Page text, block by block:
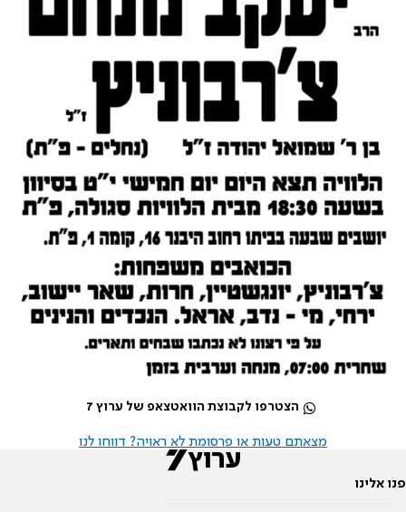
הצטרפו לקבוצת הוואטצאפ של ערוץ 7
מצאתם טעות או פרסומת לא ראויה? דווחו לנו
פנו אלינו